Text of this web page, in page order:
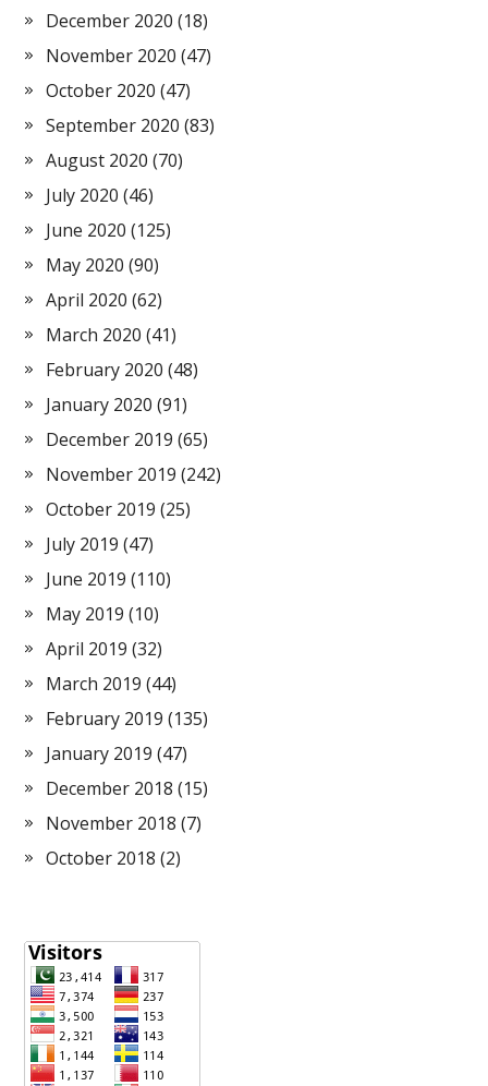
December 2020 (18)
November 2020 (47)
October 2020 (47)
September 2020 (83)
August 2020 (70)
July 2020 (46)
June 2020 (125)
May 2020 (90)
April 2020 (62)
March 2020 (41)
February 2020 (48)
January 2020 (91)
December 2019 (65)
November 2019 (242)
October 2019 (25)
July 2019 (47)
June 2019 (110)
May 2019 (10)
April 2019 (32)
March 2019 (44)
February 2019 (135)
January 2019 (47)
December 2018 (15)
November 2018 (7)
October 2018 (2)